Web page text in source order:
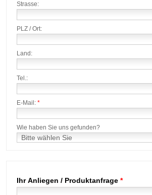
Strasse:
PLZ / Ort:
Land:
Tel.:
E-Mail: *
Wie haben Sie uns gefunden?
Ihr Anliegen / Produktanfrage *